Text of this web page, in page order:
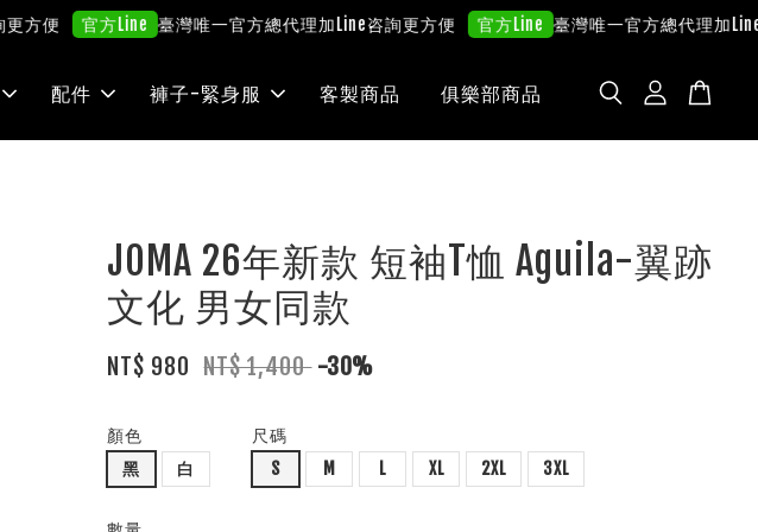
官方Line 臺灣唯一官方總代理加Line咨詢更方便 官方Line 臺灣唯一官方總代理加Line咨詢更方
配件 褲子-緊身服 客製商品 俱樂部商品
JOMA 26年新款 短袖T恤 Aguila-翼跡
文化 男女同款
NT$ 980 NT$ 1,400 -30%
顏色
黑
白
尺碼
S
M L XL 2XL 3XL